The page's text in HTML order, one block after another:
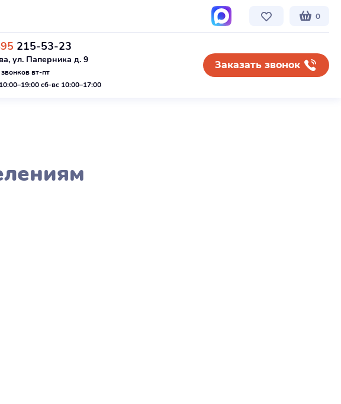
0
215-53-23
ул. Паперника д. 9
вт-пт
сб-вс 10:00–17:00
Заказать звонок